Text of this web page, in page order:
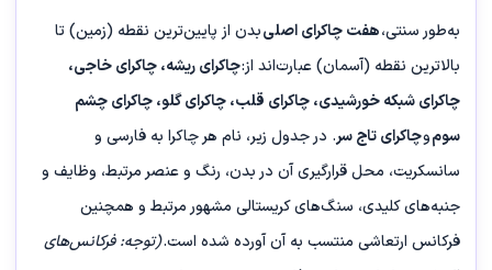
به‌طور سنتی،هفت چاکرای اصلیبدن از پایین‌ترین نقطه (زمین) تا
بالاترین نقطه (آسمان) عبارت‌اند از:چاکرای ریشه، چاکرای خاجی،
چاکرای شبکه خورشیدی، چاکرای قلب، چاکرای گلو، چاکرای چشم
سوموچاکرای تاج سر. در جدول زیر، نام هر چاکرا به فارسی و
سانسکریت، محل قرارگیری آن در بدن، رنگ و عنصر مرتبط، وظایف و
جنبه‌های کلیدی، سنگ‌های کریستالی مشهور مرتبط و همچنین
فرکانس ارتعاشی منتسب به آن آورده شده است.(توجه: فرکانس‌های